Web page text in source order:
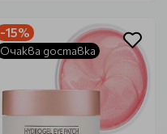
-15%
Очаква доставка